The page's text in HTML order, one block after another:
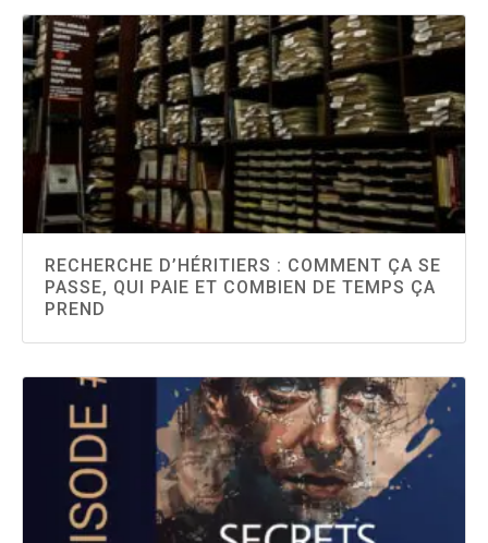
RECHERCHE D’HÉRITIERS : COMMENT ÇA SE
PASSE, QUI PAIE ET COMBIEN DE TEMPS ÇA
PREND